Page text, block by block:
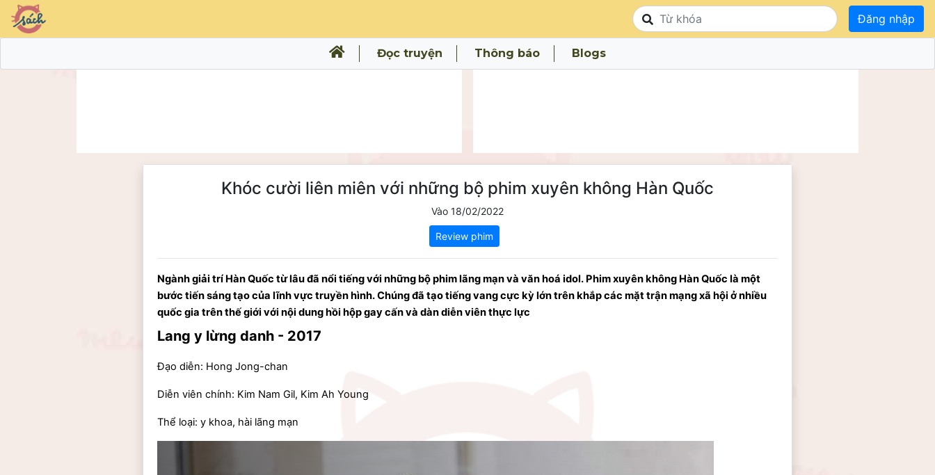
Đăng nhập
Đọc truyện Thông báo Blogs
Khóc cười liên miên với những bộ phim xuyên không Hàn Quốc
Vào 18/02/2022
Review phim
Ngành giải trí Hàn Quốc từ lâu đã nổi tiếng với những bộ phim lãng mạn và văn hoá idol. Phim xuyên không Hàn Quốc là một
bước tiến sáng tạo của lĩnh vực truyền hình. Chúng đã tạo tiếng vang cực kỳ lớn trên khắp các mặt trận mạng xã hội ở nhiều
quốc gia trên thế giới với nội dung hồi hộp gay cấn và dàn diễn viên thực lực
Lang y lừng danh - 2017
Đạo diễn: Hong Jong-chan
Diễn viên chính: Kim Nam Gil, Kim Ah Young
Thể loại: y khoa, hài lãng mạn